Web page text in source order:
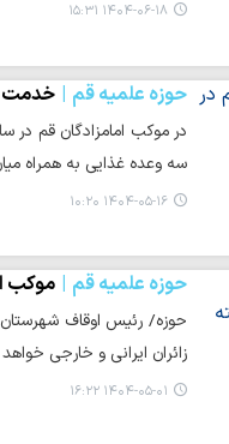
۱۴۰۴-۰۶-۱۸ ۱۵:۳۱
حوزه علمیه قم خدمت
سه وعده غذایی به همراه
۱۴۰۴-۰۵-۱۶ ۱۰:۲۰
حوزه علمیه قم موکب
حوزه/ رئیس اوقاف شهرستان
زائران ایرانی و خارجی
۱۴۰۴-۰۵-۰۱ ۱۶:۲۲